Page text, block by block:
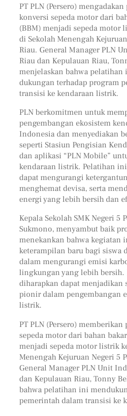
PT PLN (Persero)
konversi sepeda motor dari
(BBM) menjadi sepeda motor
di Sekolah Menengah
Riau. General Manager PLN
Riau dan Kepulauan Riau,
menjelaskan bahwa pelatihan
dukungan terhadap program
transisi ke kendaraan listrik.
PLN berkomitmen untuk
pengembangan ekosistem
Indonesia dan menyediakan
seperti Stasiun Pengisian
dan aplikasi “PLN Mobile”
kendaraan listrik. Pelatihan
dapat mengurangi
menghemat devisa, serta
energi yang lebih bersih dan
Kepala Sekolah SMK Negeri 5
Sukmono, menyambut baik
menekankan bahwa kegiatan
keterampilan baru bagi siswa
dalam mengurangi emisi
lingkungan yang lebih bersih.
diharapkan dapat menjadikan
pionir dalam pengembangan
listrik.
PT PLN (Persero)
sepeda motor dari bahan
menjadi sepeda motor listrik
Menengah Kejuruan Negeri 5
General Manager PLN Unit
dan Kepulauan Riau, Tonny
bahwa pelatihan ini
pemerintah dalam transisi ke